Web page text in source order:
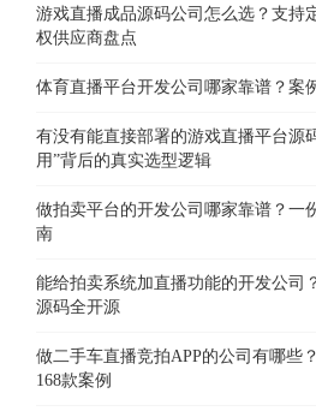
游戏直播成品源码公司怎么选？支持
权供应商盘点
体育直播平台开发公司哪家靠谱？案
有没有能直接部署的游戏直播平台
用”背后的真实选型逻辑
做拍卖平台的开发公司哪家靠谱？一
南
能给拍卖系统加直播功能的开发公司
源码全开源
做二手车直播竞拍APP的公司有哪些
168款案例